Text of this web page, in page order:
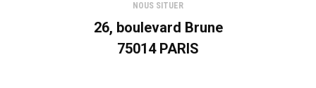
NOUS SITUER
26, boulevard Brune
75014 PARIS